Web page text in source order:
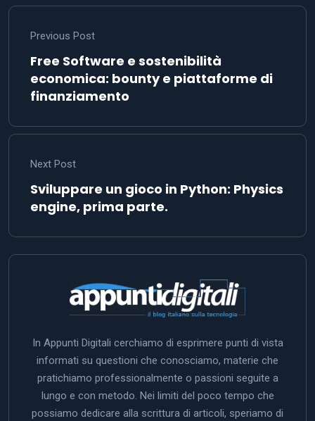
Previous Post
Free Software e sostenibilità
economica: bounty e piattaforme di
finanziamento
Next Post
Sviluppare un gioco in Python: Physics
engine, prima parte.
In Appunti Digitali cerchiamo di esprimere punti di vista
informati su questioni che conosciamo, materie che
pratichiamo professionalmente o passioni seguite a
lungo e con metodo. Nei limiti del poco tempo che
possiamo dedicare alla scrittura di articoli, speriamo di